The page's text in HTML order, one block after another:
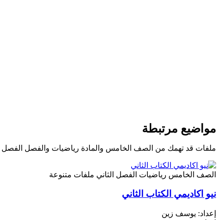
مواضيع مرتبطة
ملفات قد تهمك من الصف الخامس والمادة رياضيات والفصل الفصل
الصف الخامس رياضيات الفصل الثاني ملفات متنوعة
نيو اكاديمي الكتاب الثاني
إعداد: يوسف زين